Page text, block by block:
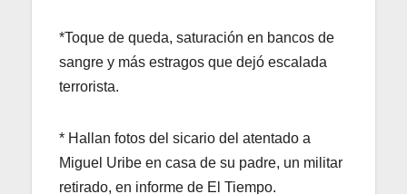
*Toque de queda, saturación en bancos de
sangre y más estragos que dejó escalada
terrorista.
* Hallan fotos del sicario del atentado a
Miguel Uribe en casa de su padre, un militar
retirado, en informe de El Tiempo.